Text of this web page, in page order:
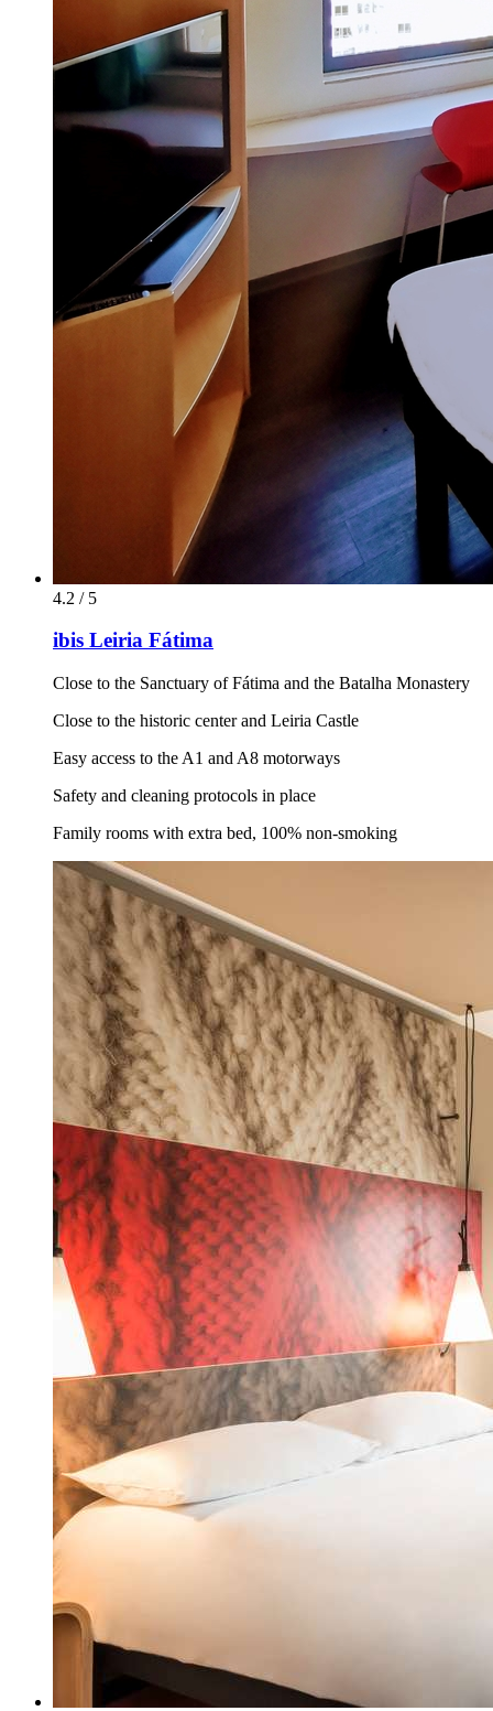
4.2 / 5
ibis Leiria Fátima
Close to the Sanctuary of Fátima and the Batalha Monastery
Close to the historic center and Leiria Castle
Easy access to the A1 and A8 motorways
Safety and cleaning protocols in place
Family rooms with extra bed, 100% non-smoking